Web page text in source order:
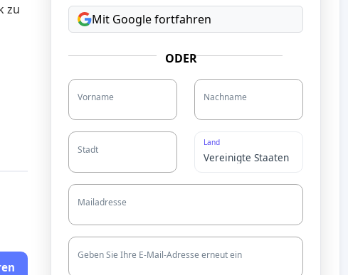
zu
Mit Google fortfahren
ODER
Vorname Nachname
Stadt
Land
Mailadresse
Geben Sie Ihre E-Mail-Adresse erneut ein